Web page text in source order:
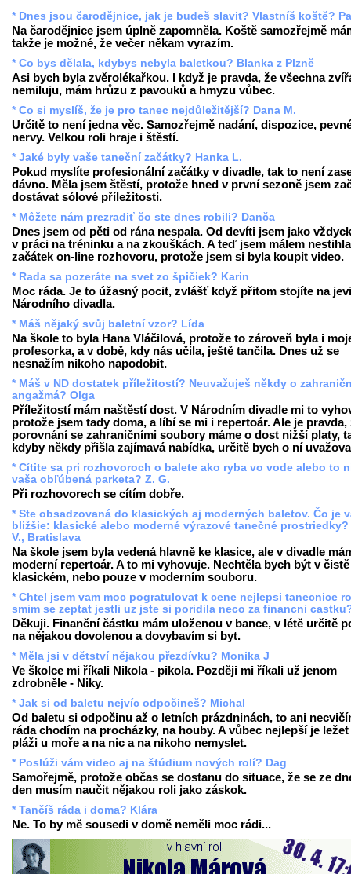
* Dnes jsou čarodějnice, jak je budeš slavit? Vlastníš koště?
Na čarodějnice jsem úplně zapomněla. Koště samozřejmě
takže je možné, že večer někam vyrazím.
* Co bys dělala, kdybys nebyla baletkou? Blanka z Plzně
Asi bych byla zvěrolékařkou. I když je pravda, že všechna
nemiluju, mám hrůzu z pavouků a hmyzu vůbec.
* Co si myslíš, že je pro tanec nejdůležitější? Dana M.
Určitě to není jedna věc. Samozřejmě nadání, dispozice,
nervy. Velkou roli hraje i štěstí.
* Jaké byly vaše taneční začátky? Hanka L.
Pokud myslíte profesionální začátky v divadle, tak to není
dávno. Měla jsem štěstí, protože hned v první sezoně jsem
dostávat sólové příležitosti.
* Môžete nám prezradiť čo ste dnes robili? Danča
Dnes jsem od pěti od rána nespala. Od devíti jsem jako
v práci na tréninku a na zkouškách. A teď jsem málem nestihla
začátek on-line rozhovoru, protože jsem si byla koupit video.
* Rada sa pozeráte na svet zo špičiek? Karin
Moc ráda. Je to úžasný pocit, zvlášť když přitom stojíte na
Národního divadla.
* Máš nějaký svůj baletní vzor? Lída
Na škole to byla Hana Vláčilová, protože to zároveň byla i
profesorka, a v době, kdy nás učila, ještě tančila. Dnes už se
nesnažím nikoho napodobit.
* Máš v ND dostatek příležitostí? Neuvažuješ někdy o
angažmá? Olga
Příležitostí mám naštěstí dost. V Národním divadle mi to
protože jsem tady doma, a líbí se mi i repertoár. Ale je pravda,
porovnání se zahraničními soubory máme o dost nižší platy,
kdyby někdy přišla zajímavá nabídka, určitě bych o ní
* Cítite sa pri rozhovoroch o balete ako ryba vo vode alebo to
vaša obľúbená parketa? Z. G.
Při rozhovorech se cítím dobře.
* Ste obsadzovaná do klasických aj moderných baletov. Čo je
bližšie: klasické alebo moderné výrazové tanečné prostriedky?
V., Bratislava
Na škole jsem byla vedená hlavně ke klasice, ale v divadle
moderní repertoár. A to mi vyhovuje. Nechtěla bych být v čistě
klasickém, nebo pouze v moderním souboru.
* Chtel jsem vam moc pogratulovat k cene nejlepsi tanecnice
smim se zeptat jestli uz jste si poridila neco za financni
Děkuji. Finanční částku mám uloženou v bance, v létě určitě
na nějakou dovolenou a dovybavím si byt.
* Měla jsi v dětství nějakou přezdívku? Monika J
Ve školce mi říkali Nikola - pikola. Později mi říkali už jenom
zdrobněle - Niky.
* Jak si od baletu nejvíc odpočineš? Michal
Od baletu si odpočinu až o letních prázdninách, to ani
ráda chodím na procházky, na houby. A vůbec nejlepší je ležet
pláži u moře a na nic a na nikoho nemyslet.
* Poslúži vám video aj na štúdium nových rolí? Dag
Samořejmě, protože občas se dostanu do situace, že se ze
den musím naučit nějakou roli jako záskok.
* Tančíš ráda i doma? Klára
Ne. To by mě sousedi v domě neměli moc rádi...